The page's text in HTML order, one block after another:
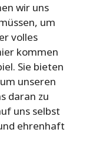
wir uns
um
volles
kommen
Sie bieten
unseren
daran zu
uns selbst
ehrenhaft